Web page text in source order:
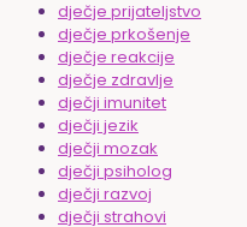
dječje prijateljstvo
dječje prkošenje
dječje reakcije
dječje zdravlje
dječji imunitet
dječji jezik
dječji mozak
dječji psiholog
dječji razvoj
dječji strahovi